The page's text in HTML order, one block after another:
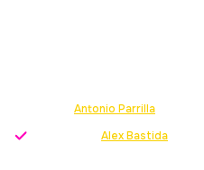
Antonio Parrilla
Alex Bastida